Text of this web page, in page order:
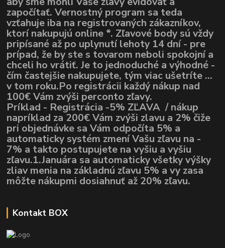
započítať. Vernostný program sa teda
vzťahuje iba na registrovaných zákazníkov,
ktorí nakupujú online *. Zľavové body sú vždy
pripísané až po uplynutí lehoty 14 dní - pre
prípad, že by ste s tovarom neboli spokojní a
chceli ho vrátiť. Je to jednoduché a výhodné -
čím častejšie nakupujete, tým viac ušetríte ...
v tom roku.Po registrácii každý nákup nad
100€ Vám zvýši perconto zľavy.
Príklad - Registrácia -5% ZĽAVA / nákup
napríklad za 200€ Vám zvýši zlavu a 2% čiže
pri objednávke sa Vám odpočíta 5% a
automaticky systém zmení Vašu zľavu na -
7% a takto postupujete na vyšiu a vyšiu
zľavu.1.Januára sa automaticky všetky výšky
zliav menia na základnú zľavu 5% a vy zasa
môžte nákupmi dosiahnuť až 20% zľavu.
Kontakt BOX